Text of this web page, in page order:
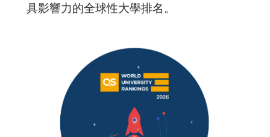
具影響力的全球性大學排名。